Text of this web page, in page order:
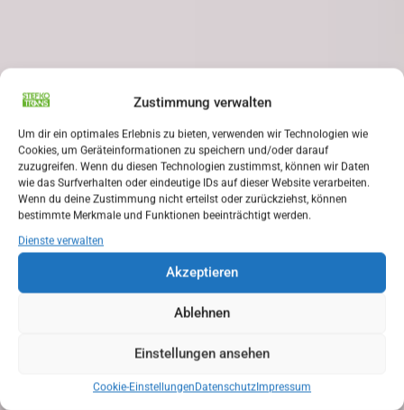
Zustimmung verwalten
Um dir ein optimales Erlebnis zu bieten, verwenden wir Technologien wie
Cookies, um Geräteinformationen zu speichern und/oder darauf
zuzugreifen. Wenn du diesen Technologien zustimmst, können wir Daten
wie das Surfverhalten oder eindeutige IDs auf dieser Website verarbeiten.
Wenn du deine Zustimmung nicht erteilst oder zurückziehst, können
bestimmte Merkmale und Funktionen beeinträchtigt werden.
Dienste verwalten
Akzeptieren
Ablehnen
Einstellungen ansehen
Cookie-EinstellungenDatenschutzImpressum